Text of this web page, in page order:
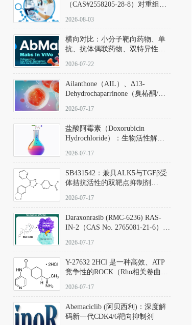
（CAS#2558205-28-8）对重组萤
数（Km）为2.06 μM；其近红外
发光特性赋予优异的组织穿透能
力，大幅增强成像信噪比，从而
实现活体动物模型中极低给药剂
量下的高灵敏度、非侵入式生物
2026-08-03
横向对比：小分子靶向药物、单
抗、抗体偶联药物、双特异性抗
及应用瓶颈
2026-07-22
Ailanthone（AIL）、Δ13-
Dehydrochaparrinone（臭椿酮/臭
DKM货号 D806885
2026-07-17
盐酸阿霉素（Doxorubicin
Hydrochloride）：生物活性解
范
2026-07-17
SB431542：兼具ALK5与TGFβ受
体拮抗活性的双靶点抑制剂
D801067）
2026-07-17
Daraxonrasib (RMC-6236) RAS-
IN-2（CAS No. 2765081-21-6）：
向KRAS/NRAS/HRAS的广谱RAS
2026-07-17
Y-27632 2HCl 是一种高效、ATP
竞争性的ROCK（Rho相关卷曲螺
同等抑制ROCK1与ROCK2；其通
过精准嵌入激酶的ATP结合位点
发挥抑制作用，对ROCK1和
ROCK2的解离常数（Ki）分别为
2026-07-17
Abemaciclib (阿贝西利)：深度解
码新一代CDK4/6靶向抑制剂